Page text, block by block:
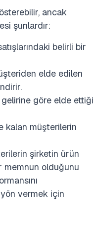
ancak
şunlardır:
belirli bir
elde edilen
göre elde ettiği
kalan müşterilerin
şirketin ürün
olduğunu
vermek için